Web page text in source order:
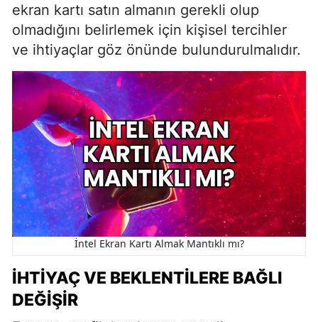
ekran kartı satın almanın gerekli olup
olmadığını belirlemek için kişisel tercihler
ve ihtiyaçlar göz önünde bulundurulmalıdır.
İntel Ekran Kartı Almak Mantıklı mı?
İHTIYAÇ VE BEKLENTILERE BAĞLI
DEĞIŞIR